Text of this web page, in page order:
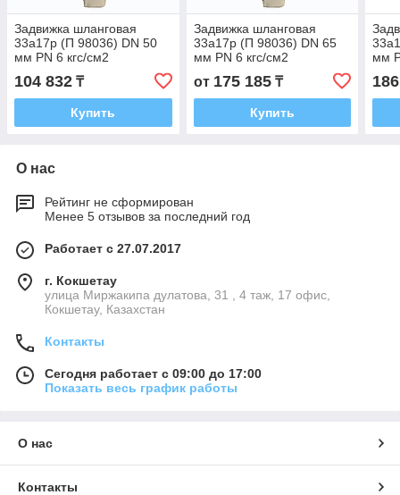
Задвижка шланговая
33а17р (П 98036) DN 50
мм PN 6 кгс/см2
104 832 ₸
Купить
Задвижка шланговая
33а17р (П 98036) DN 65
мм PN 6 кгс/см2
от 175 185₸
Купить
мм
О нас
Рейтинг не сформирован
Менее 5 отзывов за последний год
Работает с 27.07.2017
г. Кокшетау
улица Миржакипа дулатова, 31 , 4 таж, 17 офис,
Кокшетау, Казахстан
Контакты
Сегодня работает с 09:00 до 17:00
Показать весь график работы
О нас
Контакты